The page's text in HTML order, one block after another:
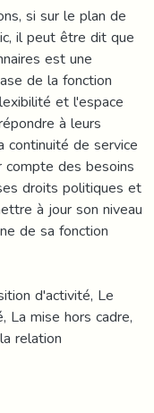
si sur le plan de
il peut être dit que
est une
de la fonction
et l'espace
à leurs
de service
des besoins
droits politiques et
à jour son niveau
de sa fonction
d'activité, Le
La mise hors cadre,
relation